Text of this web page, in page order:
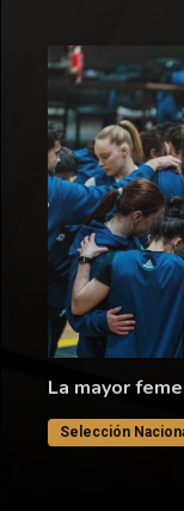
La mayor
Selección